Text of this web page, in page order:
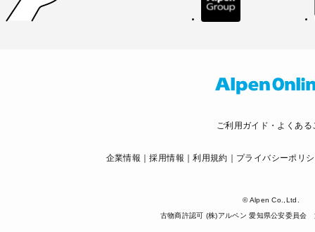
ご利用ガイド・よくある
企業情報 採用情報 利用規約 プライバシーポリ
© Alpen Co.,Ltd.
古物商許認可 (株)アルペン 愛知県公安委員